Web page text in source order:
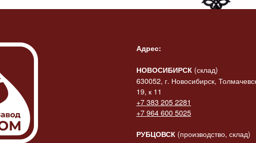
Адрес:
НОВОСИБИРСК (склад)
630052, г. Новосибирск,
19, к 11
+7 383 205 2281
+7 964 600 5025
РУБЦОВСК (производство, склад)